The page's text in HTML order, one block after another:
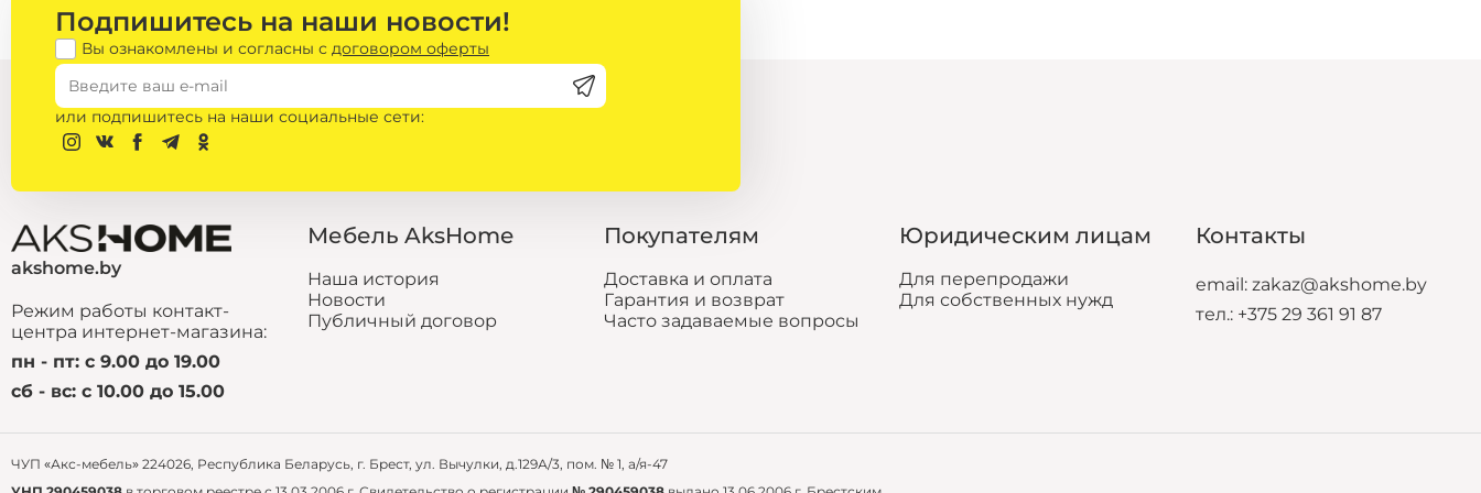
Сантехника
электрические
полотенцесушители
комплектующие для
офисных кресел
комплектующие для
вазы
освещение
статуэтки, фоторамки
свечи, ароматы для дома
цветы, растения
Подпишитесь на наши новости!
Вы ознакомлены и согласны с договором оферты
или подпишитесь на наши социальные сети:
akshome.by
Режим работы контакт-
центра интернет-магазина:
пн - пт: с 9.00 до 19.00
сб - вс: с 10.00 до 15.00
Мебель AksHome
Наша история
Новости
Публичный договор
Покупателям
Доставка и оплата
Гарантия и возврат
Часто задаваемые вопросы
Юридическим лицам
Для перепродажи
Для собственных нужд
Контакты
email: zakaz@akshome.by
тел.: +375 29 361 91 87
ЧУП «Акс-мебель» 224026, Республика Беларусь, г. Брест, ул. Вычулки, д.129А/3, пом. № 1, а/я-47